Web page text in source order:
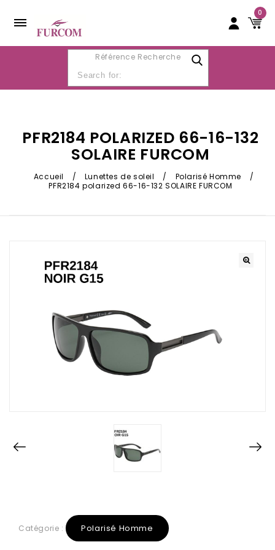
0
Référence Recherche
PFR2184 POLARIZED 66-16-132
SOLAIRE FURCOM
Accueil / Lunettes de soleil / Polarisé Homme
/
PFR2184 polarized 66-16-132 SOLAIRE FURCOM
Catégorie : Polarisé Homme